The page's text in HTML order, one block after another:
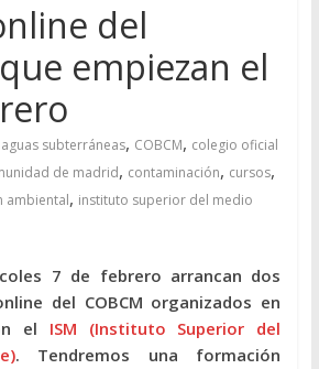
del
empiezan el
aguas subterráneas, COBCM, colegio oficial
de madrid, contaminación, cursos,
ambiental, instituto superior del medio
7 de febrero arrancan dos
del COBCM organizados en
el ISM (Instituto Superior del
. Tendremos una formación